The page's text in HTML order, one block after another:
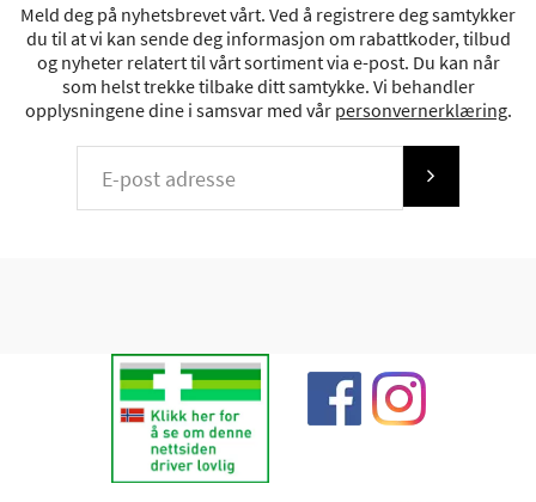
Meld deg på nyhetsbrevet vårt. Ved å registrere deg samtykker
du til at vi kan sende deg informasjon om rabattkoder, tilbud
og nyheter relatert til vårt sortiment via e-post. Du kan når
som helst trekke tilbake ditt samtykke. Vi behandler
opplysningene dine i samsvar med vår personvernerklæring.